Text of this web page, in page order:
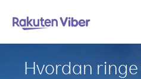
Hvordan